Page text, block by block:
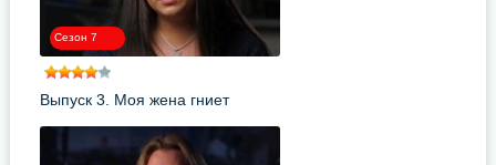
Сезон 7
Выпуск 3. Моя жена гниет